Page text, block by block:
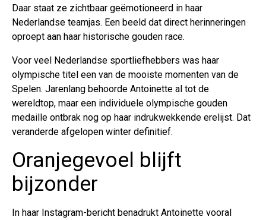
Daar staat ze zichtbaar geëmotioneerd in haar
Nederlandse teamjas. Een beeld dat direct herinneringen
oproept aan haar historische gouden race.
Voor veel Nederlandse sportliefhebbers was haar
olympische titel een van de mooiste momenten van de
Spelen. Jarenlang behoorde Antoinette al tot de
wereldtop, maar een individuele olympische gouden
medaille ontbrak nog op haar indrukwekkende erelijst. Dat
veranderde afgelopen winter definitief.
Oranjegevoel blijft
bijzonder
In haar Instagram-bericht benadrukt Antoinette vooral